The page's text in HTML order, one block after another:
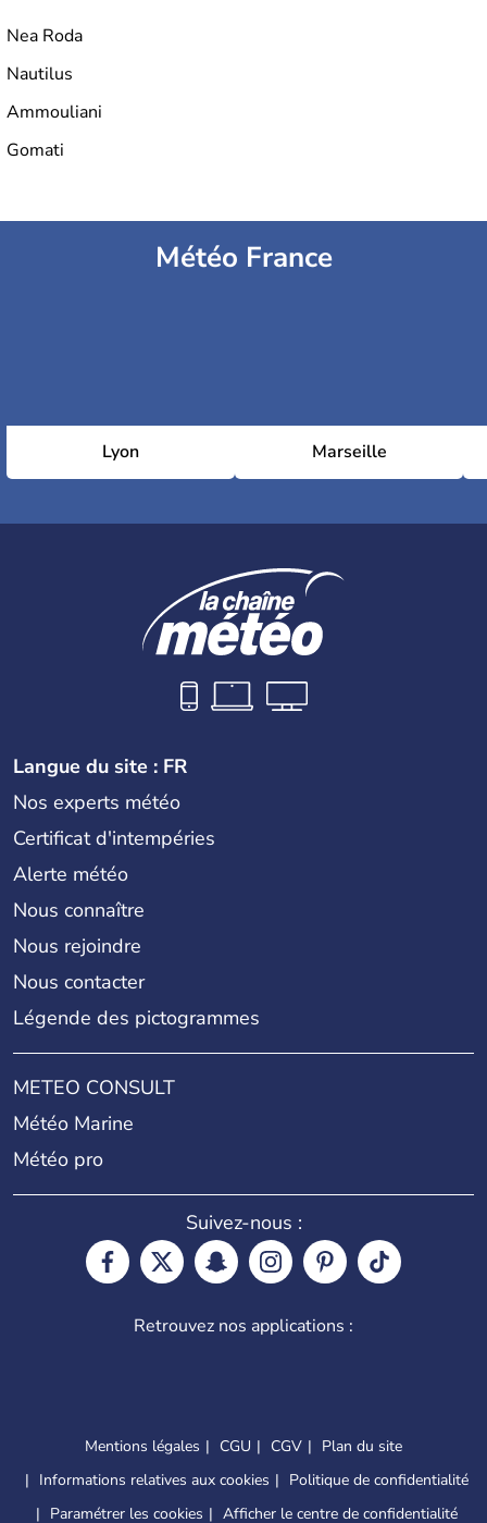
Nea Roda
Nautilus
Ammouliani
Gomati
Météo France
Lyon Marseille
Langue du site : FR
Nos experts météo
Certificat d'intempéries
Alerte météo
Nous connaître
Nous rejoindre
Nous contacter
Légende des pictogrammes
METEO CONSULT
Météo Marine
Météo pro
Suivez-nous :
Retrouvez nos applications :
Mentions légales CGU CGV
Plan du site
Informations relatives aux cookies
Politique de confidentialité
Paramétrer les cookies
Afficher le centre de confidentialité